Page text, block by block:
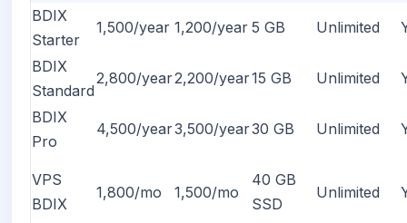
BDIX
Starter
1,500/year 1,200/year 5 GB Unlimited
BDIX
Standard
2,800/year2,200/year15 GB Unlimited
BDIX
Pro
4,500/year3,500/year30 GB Unlimited
VPS
BDIX
1,800/mo 1,500/mo
40 GB
SSD
Unlimited